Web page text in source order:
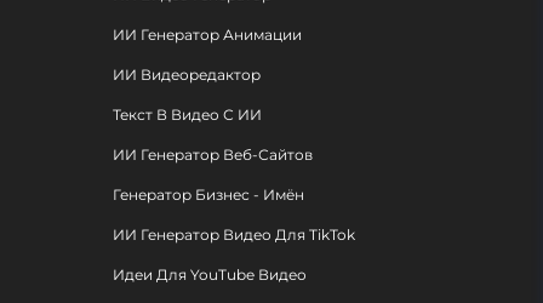
ИИ Генератор Анимации
ИИ Видеоредактор
Текст В Видео С ИИ
ИИ Генератор Веб-Сайтов
Генератор Бизнес - Имён
ИИ Генератор Видео Для TikTok
Идеи Для YouTube Видео